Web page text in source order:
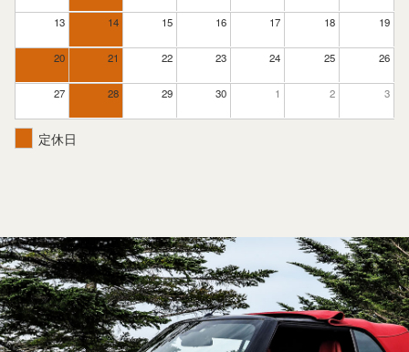
13 14 15 16 17 18 19
20 21 22 23 24 25 26
27 28 29 30 1 2 3
定休日